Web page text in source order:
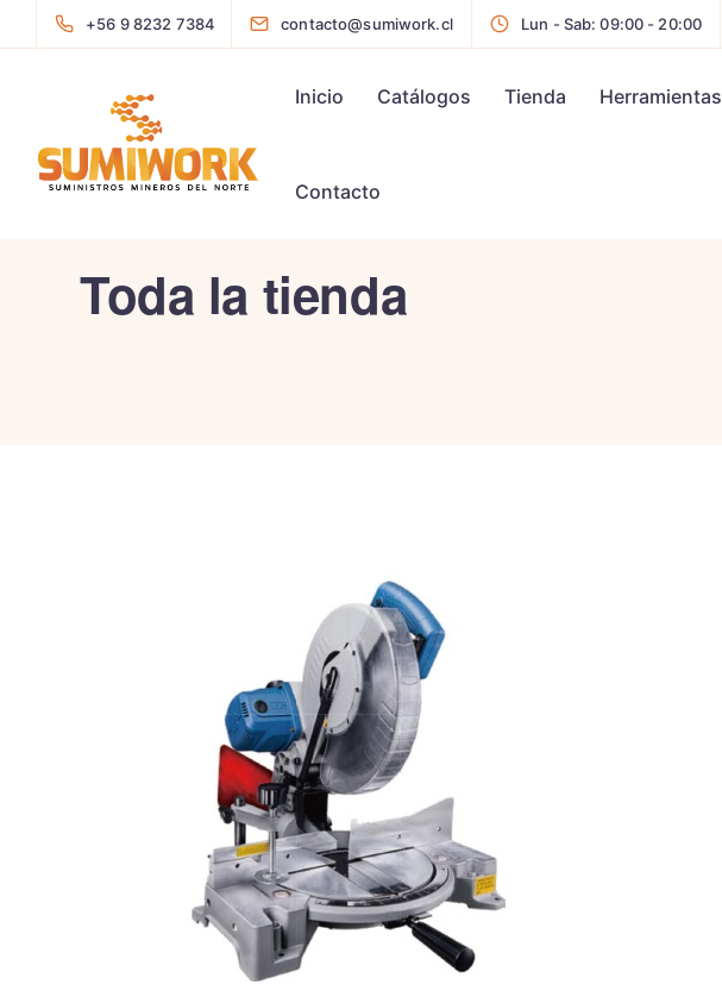
+56 9 8232 7384 contacto@sumiwork.cl Lun - Sab: 09:00 - 20:00
Inicio Catálogos Tienda Herramientas
Contacto
Toda la tienda